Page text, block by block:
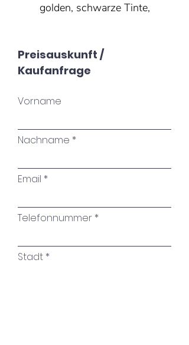
golden, schwarze Tinte,
55€ plus Versand
Preisauskunft /
Kaufanfrage
Vorname
Nachname
Email
Telefonnummer
Stadt